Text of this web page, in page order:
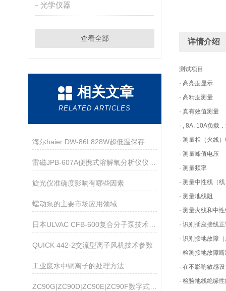
光学仪器
查看全部
相关文章
RELATED ARTICLES
旋光仪准确度影响有哪些因素
蠕动泵的主要市场应用领域
日本ULVAC CFB-600复合分子泵技术参数
QUICK 442-2交流型离子风机技术参数
工业废水中铜离子的处理方法
ZC90G|ZC90D|ZC90E|ZC90F数字式高阻计
详情介绍
测试项目
· 高亮度显示
· 高精度测量
· 真有效值测量
· , 8A, 10A负载
· 测量相（火线
· 测量峰值电压
· 测量频率
· 测量中性线（
· 测量地线阻
· 测量火线和中
· 识别插座接线
· 识别接地故障
· 检测接地故障
· 在不影响敏感
· 检验地线绝缘